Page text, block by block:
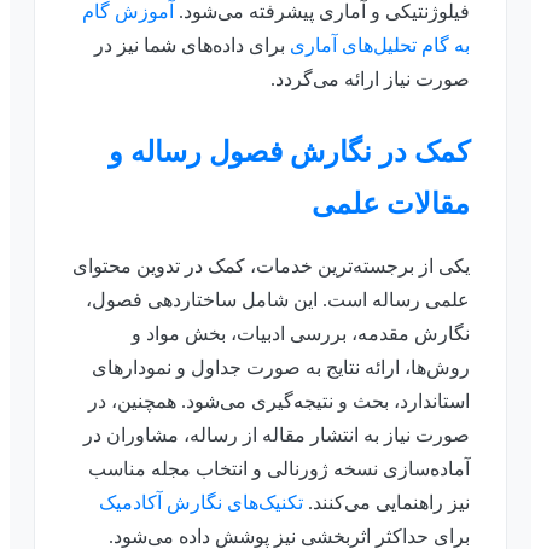
فیلوژنتیکی و آماری پیشرفته می‌شود. آموزش گام
به گام تحلیل‌های آماری برای داده‌های شما نیز در
صورت نیاز ارائه می‌گردد.
کمک در نگارش فصول رساله و
مقالات علمی
یکی از برجسته‌ترین خدمات، کمک در تدوین محتوای
علمی رساله است. این شامل ساختاردهی فصول،
نگارش مقدمه، بررسی ادبیات، بخش مواد و
روش‌ها، ارائه نتایج به صورت جداول و نمودارهای
استاندارد، بحث و نتیجه‌گیری می‌شود. همچنین، در
صورت نیاز به انتشار مقاله از رساله، مشاوران در
آماده‌سازی نسخه ژورنالی و انتخاب مجله مناسب
نیز راهنمایی می‌کنند. تکنیک‌های نگارش آکادمیک
برای حداکثر اثربخشی نیز پوشش داده می‌شود.